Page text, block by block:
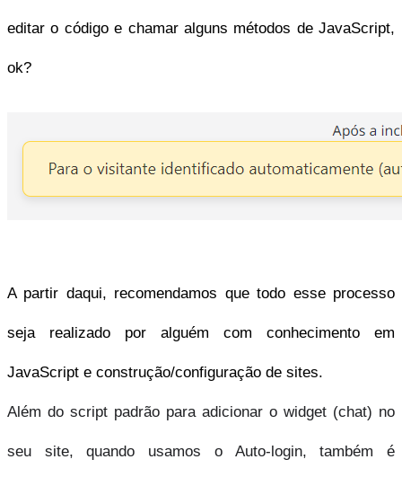
editar o código e chamar alguns métodos de JavaScript,
ok?
A partir daqui, recomendamos que todo esse processo
seja realizado por alguém com conhecimento em
JavaScript e construção/configuração de sites.
Além do script padrão para adicionar o widget (chat) no
seu site, quando usamos o Auto-login, também é